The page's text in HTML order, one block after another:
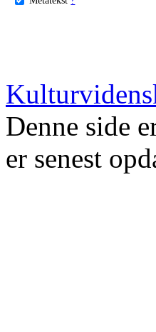
Denne side
er senest